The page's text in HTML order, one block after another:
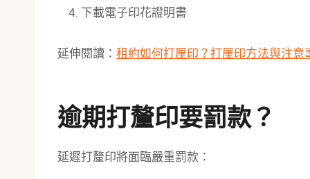
下載電子印花證明書
延伸閱讀： 租約如何打厘印？打厘印方法與注意
逾期打釐印要罰款？
延遲打釐印將面臨嚴重罰款：